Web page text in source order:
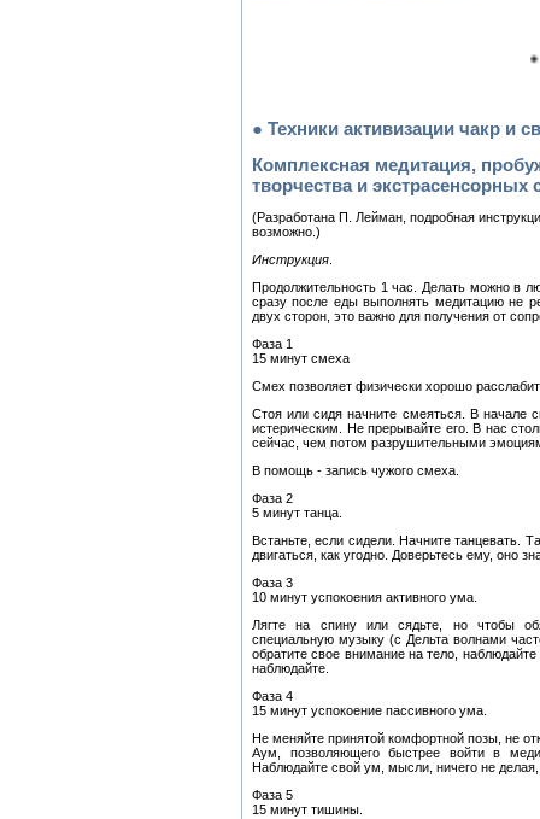
●
● Техники активизации чакр и
Комплексная медитация,
творчества и экстрасенсорных
(Разработана П. Лейман, подробная
возможно.)
Инструкция
Продолжительность 1 час. Делать можно в
сразу после еды выполнять медитацию не
двух сторон, это важно для получения от
Фаза 1
15 минут смеха
Смех позволяет физически хорошо
Стоя или сидя начните смеяться. В начале
истерическим. Не прерывайте его. В нас
сейчас, чем потом разрушительными
В помощь - запись чужого смеха.
Фаза 2
5 минут танца.
Встаньте, если сидели. Начните танцевать.
двигаться, как угодно. Доверьтесь ему, оно
Фаза 3
10 минут успокоения активного ума.
Лягте на спину или сядьте, но чтобы
специальную музыку (с Дельта волнами
обратите свое внимание на тело,
наблюдайте.
Фаза 4
15 минут успокоение пассивного ума.
Не меняйте принятой комфортной позы, не
Аум, позволяющего быстрее войти в
Наблюдайте свой ум, мысли, ничего не
Фаза 5
15 минут тишины.